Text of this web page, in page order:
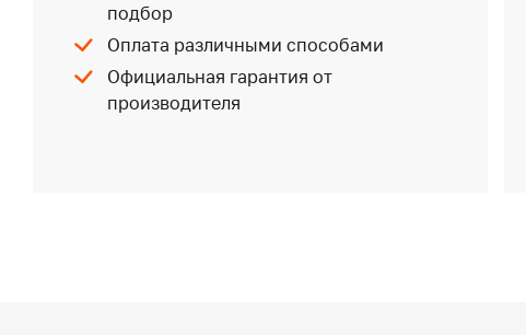
подбор
Оплата различными способами
Официальная гарантия от
производителя